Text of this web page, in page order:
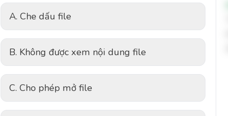
A. Che dấu file
B. Không được xem nội dung file
C. Cho phép mở file